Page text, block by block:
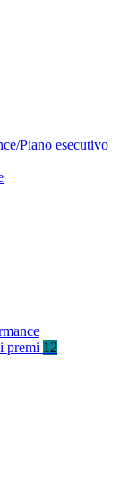
Piano esecutivo
premi 12